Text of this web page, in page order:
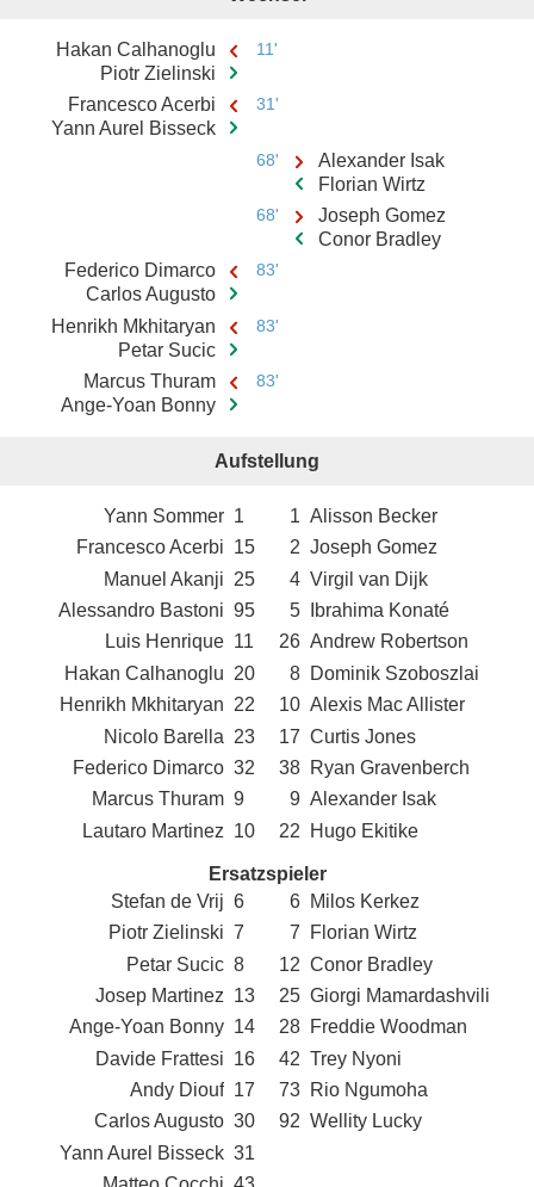
Hakan Calhanoglu
Piotr Zielinski
11'
Francesco Acerbi
Yann Aurel Bisseck
31'
68'
Alexander Isak
Florian Wirtz
68'
Joseph Gomez
Conor Bradley
Federico Dimarco
Carlos Augusto
83'
Henrikh Mkhitaryan
Petar Sucic
83'
Marcus Thuram
Ange-Yoan Bonny
83'
Aufstellung
Yann Sommer 1 1 Alisson Becker
Francesco Acerbi 15 2 Joseph Gomez
Manuel Akanji 25 4 Virgil van Dijk
Alessandro Bastoni 95 5
Ibrahima Konaté
Luis Henrique 11 26 Andrew Robertson
Hakan Calhanoglu 20 8 Dominik Szoboszlai
Henrikh Mkhitaryan 22 10 Alexis Mac Allister
Nicolo Barella 23 17 Curtis Jones
Federico Dimarco 32 38 Ryan Gravenberch
Marcus Thuram 9 9 Alexander Isak
Lautaro Martinez 10 22 Hugo Ekitike
Ersatzspieler
Stefan de Vrij 6 6 Milos Kerkez
Piotr Zielinski 7 7
Florian Wirtz
Petar Sucic 8 12 Conor Bradley
Josep Martinez 13 25 Giorgi Mamardashvili
Ange-Yoan Bonny 14 28 Freddie Woodman
Davide Frattesi 16 42 Trey Nyoni
Andy Diouf 17 73 Rio Ngumoha
Carlos Augusto 30 92 Wellity Lucky
Yann Aurel Bisseck 31